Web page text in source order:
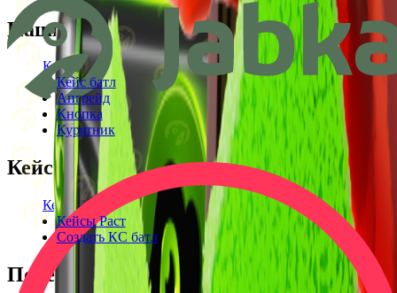
Наши режимы
Кейсы
Кейс батл
Апгрейд
Кнопка
Курятник
Кейсы
Кейсы КС2
Кейсы Раст
Создать КС батл
Полезное